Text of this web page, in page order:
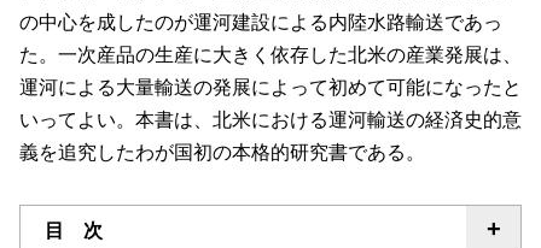
の中心を成したのが運河建設による内陸水路輸送であっ
た。一次産品の生産に大きく依存した北米の産業発展は、
運河による大量輸送の発展によって初めて可能になったと
いってよい。本書は、北米における運河輸送の経済史的意
義を追究したわが国初の本格的研究書である。
目 次